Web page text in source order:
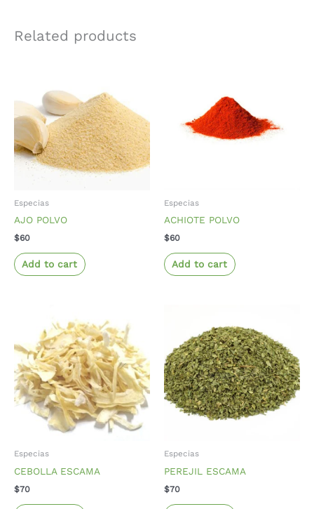
Related products
Especias
AJO POLVO
$60
Add to cart
Especias
ACHIOTE POLVO
$60
Add to cart
Especias
CEBOLLA ESCAMA
$70
Especias
PEREJIL ESCAMA
$70